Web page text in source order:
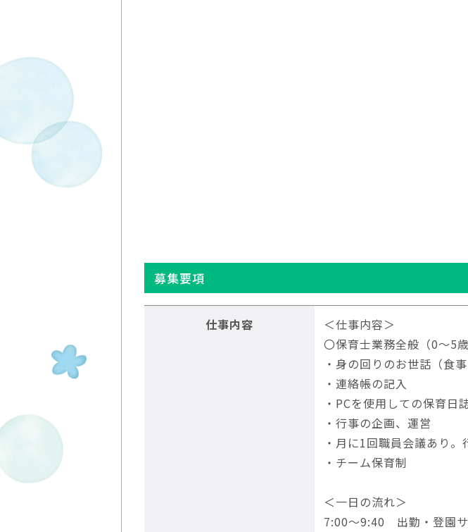
募集要項
仕事内容
＜仕事内容＞
〇保育士業務全般（0～5歳
・身の回りのお世話（食
・連絡帳の記入
・PCを使用しての保育日
・行事の企画、運営
・月に1回職員会議あり。
・チーム保育制
＜一日の流れ＞
7:00～9:40 出勤・登園